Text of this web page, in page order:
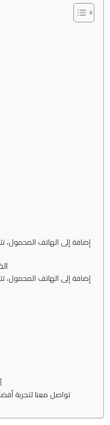
إضافة إلى الهاتف المحمول،
إضافة إلى الهاتف المحمول،
تواصل معنا لتجربة